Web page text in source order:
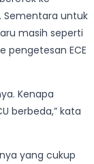
Sementara untuk
masih seperti
pengetesan ECE
Kenapa
berbeda,” kata
yang cukup